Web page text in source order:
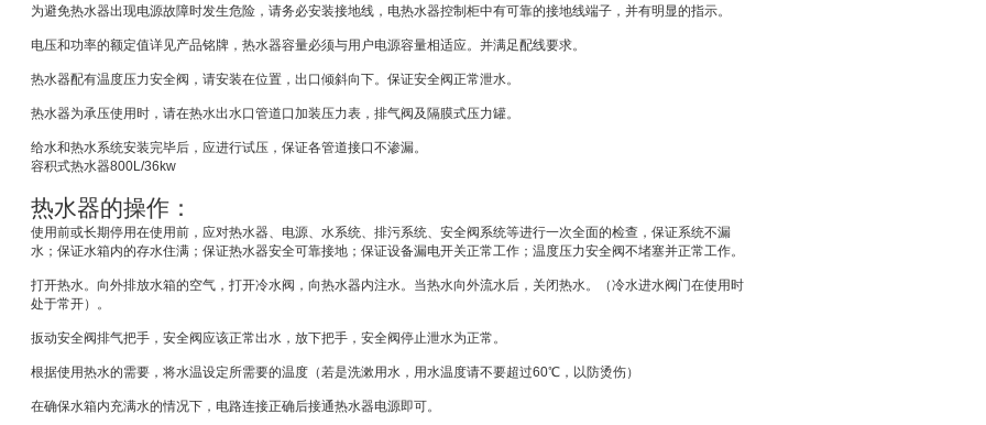
为避免热水器出现电源故障时发生危险，请务必安装接地线，电热水器控制柜中有可靠的接地线端子，并有明显的指示。
电压和功率的额定值详见产品铭牌，热水器容量必须与用户电源容量相适应。并满足配线要求。
热水器配有温度压力安全阀，请安装在位置，出口倾斜向下。保证安全阀正常泄水。
热水器为承压使用时，请在热水出水口管道口加装压力表，排气阀及隔膜式压力罐。
给水和热水系统安装完毕后，应进行试压，保证各管道接口不渗漏。
容积式热水器800L/36kw
热水器的操作：
使用前或长期停用在使用前，应对热水器、电源、水系统、排污系统、安全阀系统等进行一次全面的检查，保证系统不漏
水；保证水箱内的存水住满；保证热水器安全可靠接地；保证设备漏电开关正常工作；温度压力安全阀不堵塞并正常工作。
打开热水。向外排放水箱的空气，打开冷水阀，向热水器内注水。当热水向外流水后，关闭热水。（冷水进水阀门在使用时
处于常开）。
扳动安全阀排气把手，安全阀应该正常出水，放下把手，安全阀停止泄水为正常。
根据使用热水的需要，将水温设定所需要的温度（若是洗漱用水，用水温度请不要超过60℃ ，以防烫伤）
在确保水箱内充满水的情况下，电路连接正确后接通热水器电源即可。